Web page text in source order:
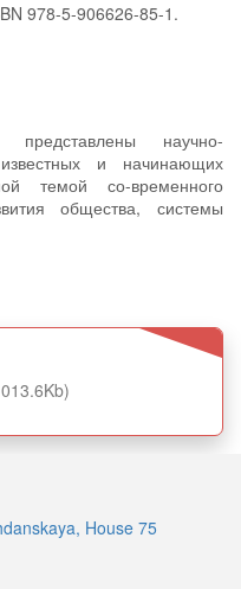
978-5-906626-85-1.
научно-
и начинающих
темой со-временного
общества, системы
House 75